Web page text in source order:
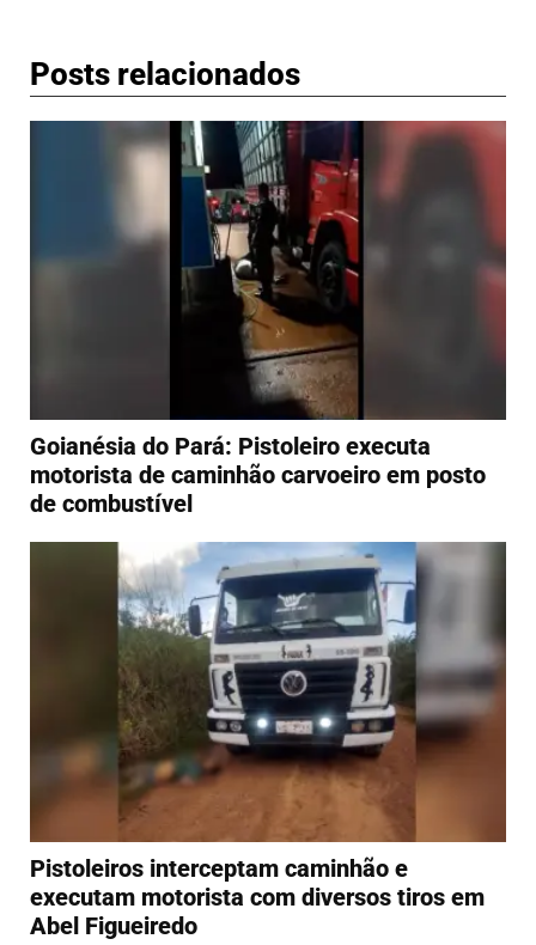
Posts relacionados
Goianésia do Pará: Pistoleiro executa
motorista de caminhão carvoeiro em posto
de combustível
Pistoleiros interceptam caminhão e
executam motorista com diversos tiros em
Abel Figueiredo